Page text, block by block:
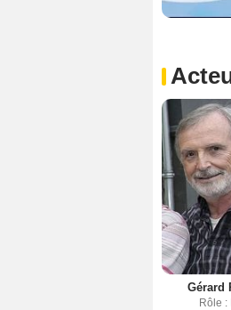
Gérard
Rôle :